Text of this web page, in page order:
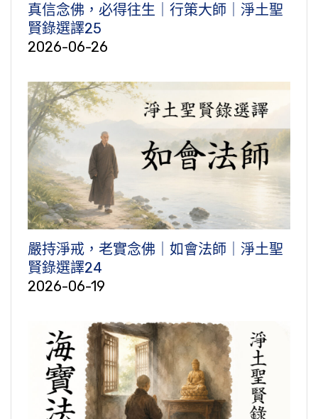
真信念佛，必得往生｜行策大師｜淨土聖
賢錄選譯25
2026-06-26
嚴持淨戒，老實念佛｜如會法師｜淨土聖
賢錄選譯24
2026-06-19